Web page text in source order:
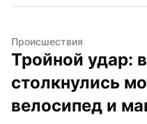
Происшествия
Тройной удар:
столкнулись
велосипед и